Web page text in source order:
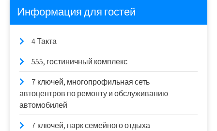
Информация для гостей
4 Такта
555, гостиничный комплекс
7 ключей, многопрофильная сеть
автоцентров по ремонту и обслуживанию
автомобилей
7 ключей, парк семейного отдыха